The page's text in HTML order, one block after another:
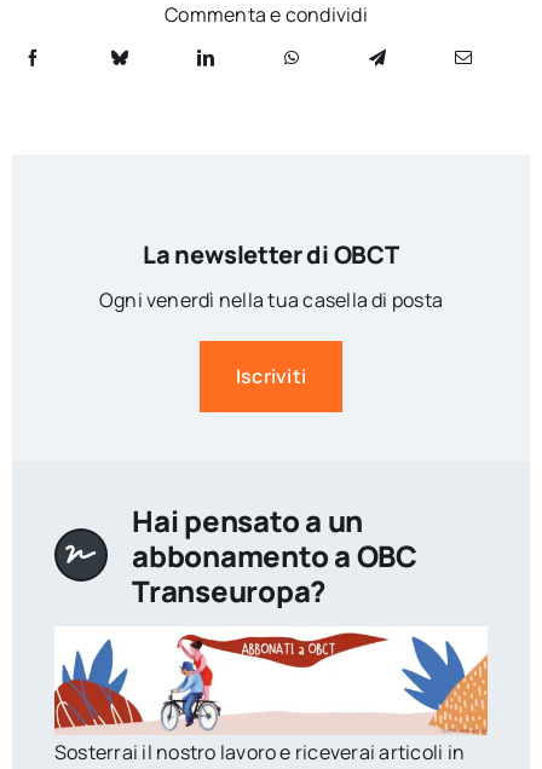
Commenta e condividi
La newsletter di OBCT
Ogni venerdì nella tua casella di posta
Iscriviti
Hai pensato a un
abbonamento a OBC
Transeuropa?
Sosterrai il nostro lavoro e riceverai articoli in